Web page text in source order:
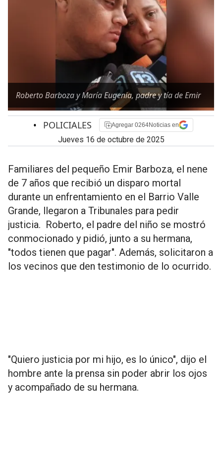
Roberto Barboza y María Eugenia, padre y tía de Emir
• POLICIALES Agregar 0264Noticias en
jueves 16 de octubre de 2025
Familiares del pequeño Emir Barboza, el nene
de 7 años que recibió un disparo mortal
durante un enfrentamiento en el Barrio Valle
Grande, llegaron a Tribunales para pedir
justicia. Roberto, el padre del niño se mostró
conmocionado y pidió, junto a su hermana,
"todos tienen que pagar". Además, solicitaron a
los vecinos que den testimonio de lo ocurrido.
"Quiero justicia por mi hijo, es lo único", dijo el
hombre ante la prensa sin poder abrir los ojos
y acompañado de su hermana.